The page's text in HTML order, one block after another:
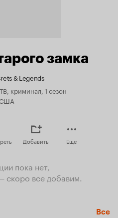
замка
& Legends
криминал, 1 сезон
США
Добавить Еще
пока нет,
скоро все добавим.
Все